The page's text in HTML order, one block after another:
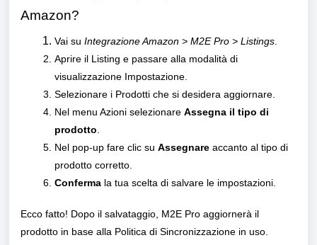
Amazon?
Vai su Integrazione Amazon > M2E Pro > Listings
Aprire il Listing e passare alla modalità di
visualizzazione Impostazione.
Selezionare i Prodotti che si desidera aggiornare.
Nel menu Azioni selezionare Assegna il tipo di
prodotto
Nel pop-up fare clic su Assegnare accanto al tipo di
prodotto corretto.
Conferma la tua scelta di salvare le impostazioni.
Ecco fatto! Dopo il salvataggio, M2E Pro aggiornerà il
prodotto in base alla Politica di Sincronizzazione in uso.